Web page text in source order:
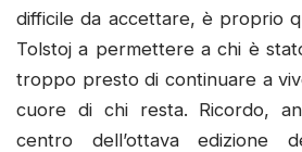
difficile da accettare, è proprio
Tolstoj a permettere a chi è
troppo presto di continuare a
cuore di chi resta. Ricordo,
centro dell’ottava edizione